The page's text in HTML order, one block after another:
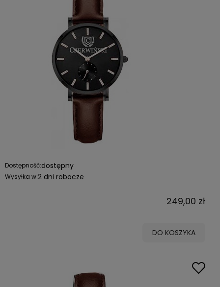
Dostępność:dostępny
Wysyłka w:2 dni robocze
249,00 zł
DO KOSZYKA